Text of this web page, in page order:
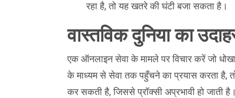
रहा है, तो यह खतरे की घंटी बजा सकता है।
वास्तविक दुनिया का
एक ऑनलाइन सेवा के मामले पर विचार करें जो
के माध्यम से सेवा तक पहुँचने का प्रयास करता है,
कर सकती है, जिससे प्रॉक्सी अप्रभावी हो जाती